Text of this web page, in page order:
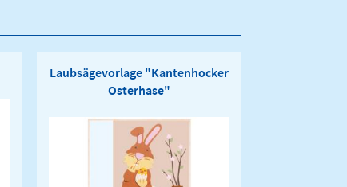
Laubsägevorlage "Kantenhocker
Osterhase"